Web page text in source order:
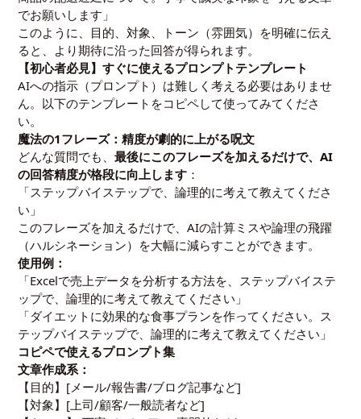
でお願いします」
このように、目的、対象、トーン（雰囲気）を明確に伝え
ると、より期待に沿った回答が得られます。
【初心者必見】すぐに使えるプロンプトテンプレート
AIへの指示（プロンプト）は難しく考える必要はありませ
ん。以下のテンプレートをコピペして使ってみてくださ
い。
魔法の1フレーズ：精度が劇的に上がる呪文
どんな質問でも、最後にこのフレーズを加えるだけで、AI
の回答精度が格段に向上します ：
「ステップバイステップで、論理的に考えて教えてくださ
い」
このフレーズを加えるだけで、AIの計算ミスや論理の飛躍
（ハルシネーション）を大幅に減らすことができます。
使用例：
「Excelで売上データを分析する方法を、ステップバイステ
ップで、論理的に考えて教えてください」
「ダイエットに効果的な食事プランを作ってください。ス
テップバイステップで、論理的に考えて教えてください」
コピペで使えるプロンプト集
文章作成系：
【目的】[メール/報告書/ブログ記事など]
【対象】[上司/顧客/一般読者など]